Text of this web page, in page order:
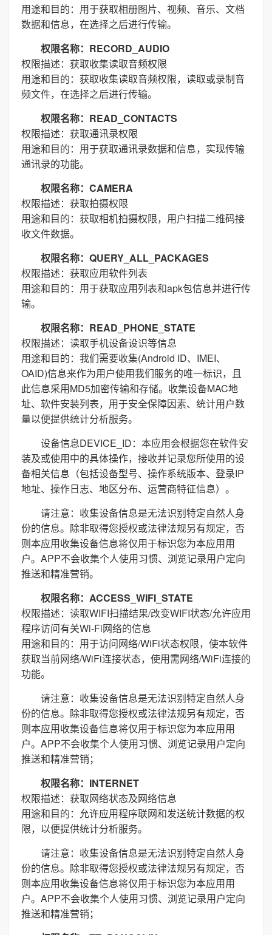
用途和目的：用于获取相册图片、视频、音乐、文档
数据和信息，在选择之后进行传输。
权限名称：RECORD_AUDIO
权限描述：获取收集读取音频权限
用途和目的：获取收集读取音频权限，读取或录制音
频文件，在选择之后进行传输。
权限名称：READ_CONTACTS
权限描述：获取通讯录权限
用途和目的：用于获取通讯录数据和信息，实现传输
通讯录的功能。
权限名称：CAMERA
权限描述：获取拍摄权限
用途和目的：获取相机拍摄权限，用户扫描二维码接
收文件数据。
权限名称：QUERY_ALL_PACKAGES
权限描述：获取应用软件列表
用途和目的：用于获取应用列表和apk包信息并进行传
输。
权限名称：READ_PHONE_STATE
权限描述：读取手机设备设识等信息
用途和目的：我们需要收集(Android ID、IMEI、
OAID)信息来作为用户使用我们服务的唯一标识，且
此信息采用MD5加密传输和存储。收集设备MAC地
址、软件安装列表，用于安全保障因素、统计用户数
量以便提供统计分析服务。
设备信息DEVICE_ID：本应用会根据您在软件安
装及或使用中的具体操作，接收并记录您所使用的设
备相关信息（包括设备型号、操作系统版本、登录IP
地址、操作日志、地区分布、运营商特征信息）。
请注意：收集设备信息是无法识别特定自然人身
份的信息。除非取得您授权或法律法规另有规定，否
则本应用收集设备信息将仅用于标识您为本应用用
户。APP不会收集个人使用习惯、浏览记录用户定向
推送和精准营销。
权限名称：ACCESS_WIFI_STATE
权限描述：读取WIFI扫描结果/改变WIFI状态/允许应用
程序访问有关Wi-Fi网络的信息
用途和目的：用于访问网络/WiFi状态权限，使本软件
获取当前网络/WiFi连接状态，使用需网络/WiFi连接的
功能。
请注意：收集设备信息是无法识别特定自然人身
份的信息。除非取得您授权或法律法规另有规定，否
则本应用收集设备信息将仅用于标识您为本应用用
户。APP不会收集个人使用习惯、浏览记录用户定向
推送和精准营销；
权限名称：INTERNET
权限描述：获取网络状态及网络信息
用途和目的：允许应用程序联网和发送统计数据的权
限，以便提供统计分析服务。
请注意：收集设备信息是无法识别特定自然人身
份的信息。除非取得您授权或法律法规另有规定，否
则本应用收集设备信息将仅用于标识您为本应用用
户。APP不会收集个人使用习惯、浏览记录用户定向
推送和精准营销；